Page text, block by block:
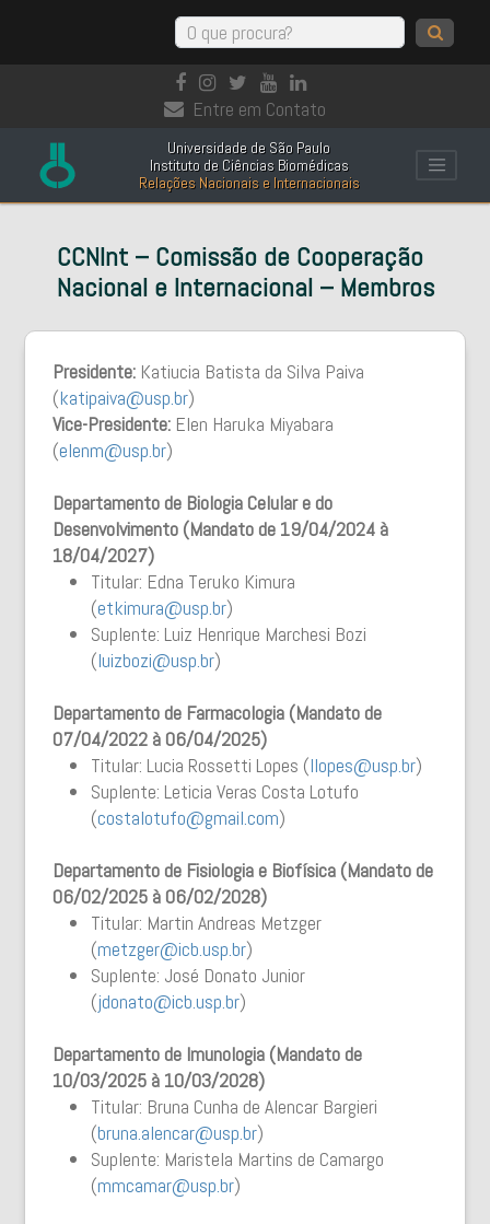
Entre em Contato
Universidade de São Paulo
Instituto de Ciências Biomédicas
Relações Nacionais e Internacionais
CCNInt – Comissão de Cooperação
Nacional e Internacional – Membros
Presidente: Katiucia Batista da Silva Paiva
(katipaiva@usp.br)
Vice-Presidente: Elen Haruka Miyabara
(elenm@usp.br)
Departamento de Biologia Celular e do
Desenvolvimento (Mandato de 19/04/2024 à
18/04/2027)
Titular: Edna Teruko Kimura
(etkimura@usp.br)
Suplente: Luiz Henrique Marchesi Bozi
(luizbozi@usp.br)
Departamento de Farmacologia (Mandato de
07/04/2022 à 06/04/2025)
Titular: Lucia Rossetti Lopes (llopes@usp.br)
Suplente: Leticia Veras Costa Lotufo
(costalotufo@gmail.com)
Departamento de Fisiologia e Biofísica (Mandato de
06/02/2025 à 06/02/2028)
Titular: Martin Andreas Metzger
(metzger@icb.usp.br)
Suplente: José Donato Junior
(jdonato@icb.usp.br)
Departamento de Imunologia (Mandato de
10/03/2025 à 10/03/2028)
Titular: Bruna Cunha de Alencar Bargieri
(bruna.alencar@usp.br)
Suplente: Maristela Martins de Camargo
(mmcamar@usp.br)